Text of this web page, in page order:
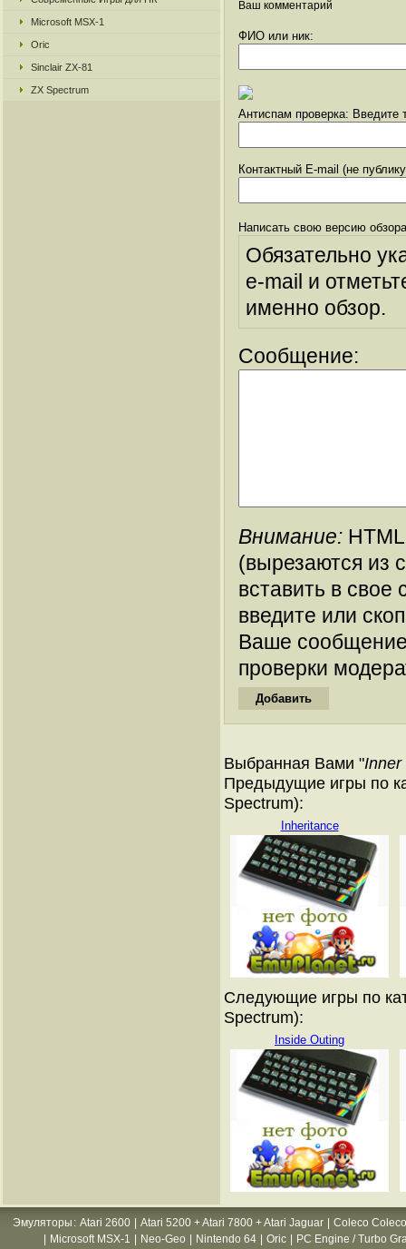
Microsoft MSX-1
Oric
Sinclair ZX-81
ZX Spectrum
Ваш комментарий
ФИО или ник:
Антиспам проверка: Введите
Контактный E-mail (не
Написать свою версию
Обязательно
e-mail и
именно обзор.
Сообщение:
Внимание:
(вырезаются из
вставить в
введите или
Ваше
проверки
Выбранная Вами "Inner
Предыдущие игры по
Spectrum):
Inheritance
Следующие игры по
Spectrum):
Inside Outing
Эмуляторы : Atari 2600 Atari 5200 + Atari 7800 + Atari Jaguar
Coleco
Microsoft MSX-1 Neo-Geo Nintendo 64 Oric PC Engine / Turbo